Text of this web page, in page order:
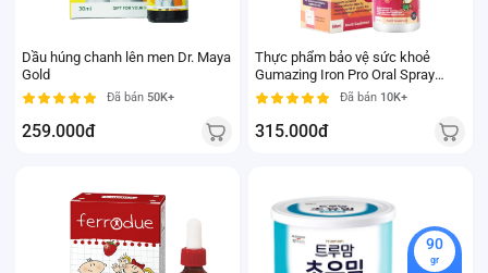
Dầu húng chanh lên men Dr. Maya
Gold
Đã bán 50K+
259.000đ
Thực phẩm bảo vệ sức khoẻ
Gumazing Iron Pro Oral Spray
50ml
Đã bán 10K+
315.000đ
90
gr